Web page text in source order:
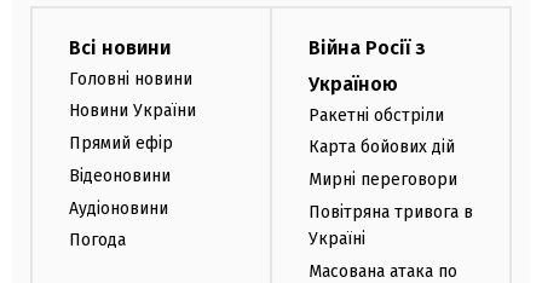
Всі новини
Головні новини
Новини України
Прямий ефір
Відеоновини
Аудіоновини
Погода
Війна Росії з
Україною
Ракетні обстріли
Карта бойових дій
Мирні переговори
Повітряна тривога в
Україні
Масована атака по